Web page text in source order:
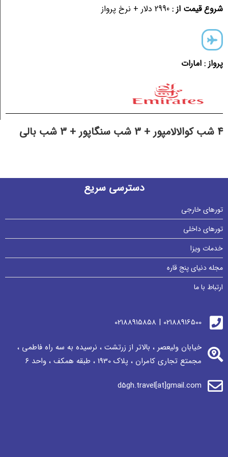
شروع قیمت از :
پرواز : امارات
4 شب کوالالامپور + 3 شب سنگاپور + 3 شب بالی
دسترسی سریع
تورهای خارجی
تورهای داخلی
خدمات ویزا
مجله دنیای پنج قاره
ارتباط با ما
02188916500 | 02188915858
خیابان ولیعصر ، بالاتر از زرتشت ، نرسيده به سه راه فاطمی ،
مجمتع تجاری كامران ، پلاک 1930 ، طبقه همکف ، واحد ٦
d5gh.travel[at]gmail.com